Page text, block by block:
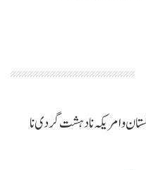
و امریکہ نا دہشت گردی نا